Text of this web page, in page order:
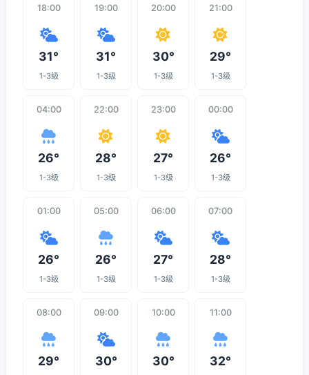
18:00
31°
1-3级
19:00
31°
1-3级
20:00
30°
1-3级
21:00
29°
1-3级
04:00
26°
1-3级
22:00
28°
1-3级
23:00
27°
1-3级
00:00
26°
1-3级
01:00
26°
1-3级
05:00
26°
1-3级
06:00
27°
1-3级
07:00
28°
1-3级
08:00
29°
09:00
30°
10:00
30°
11:00
32°